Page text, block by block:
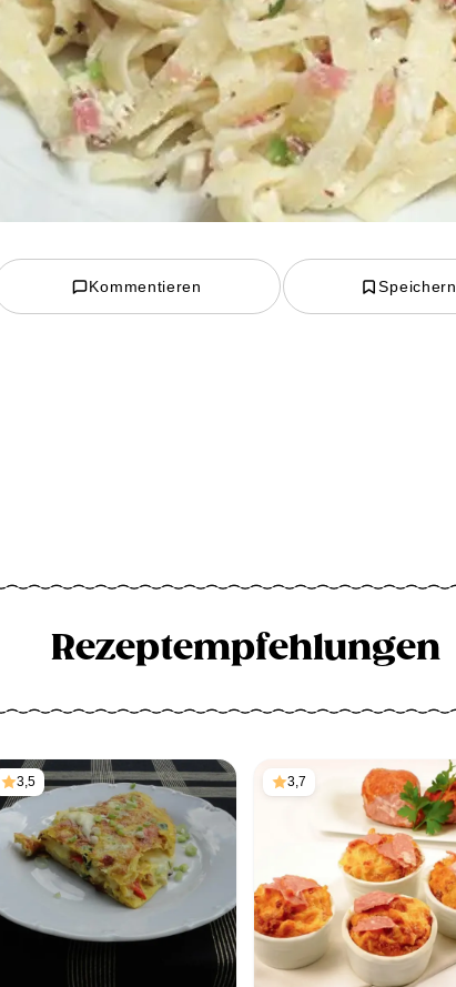
Kommentieren Speichern
Rezeptempfehlungen
3,5 3,7